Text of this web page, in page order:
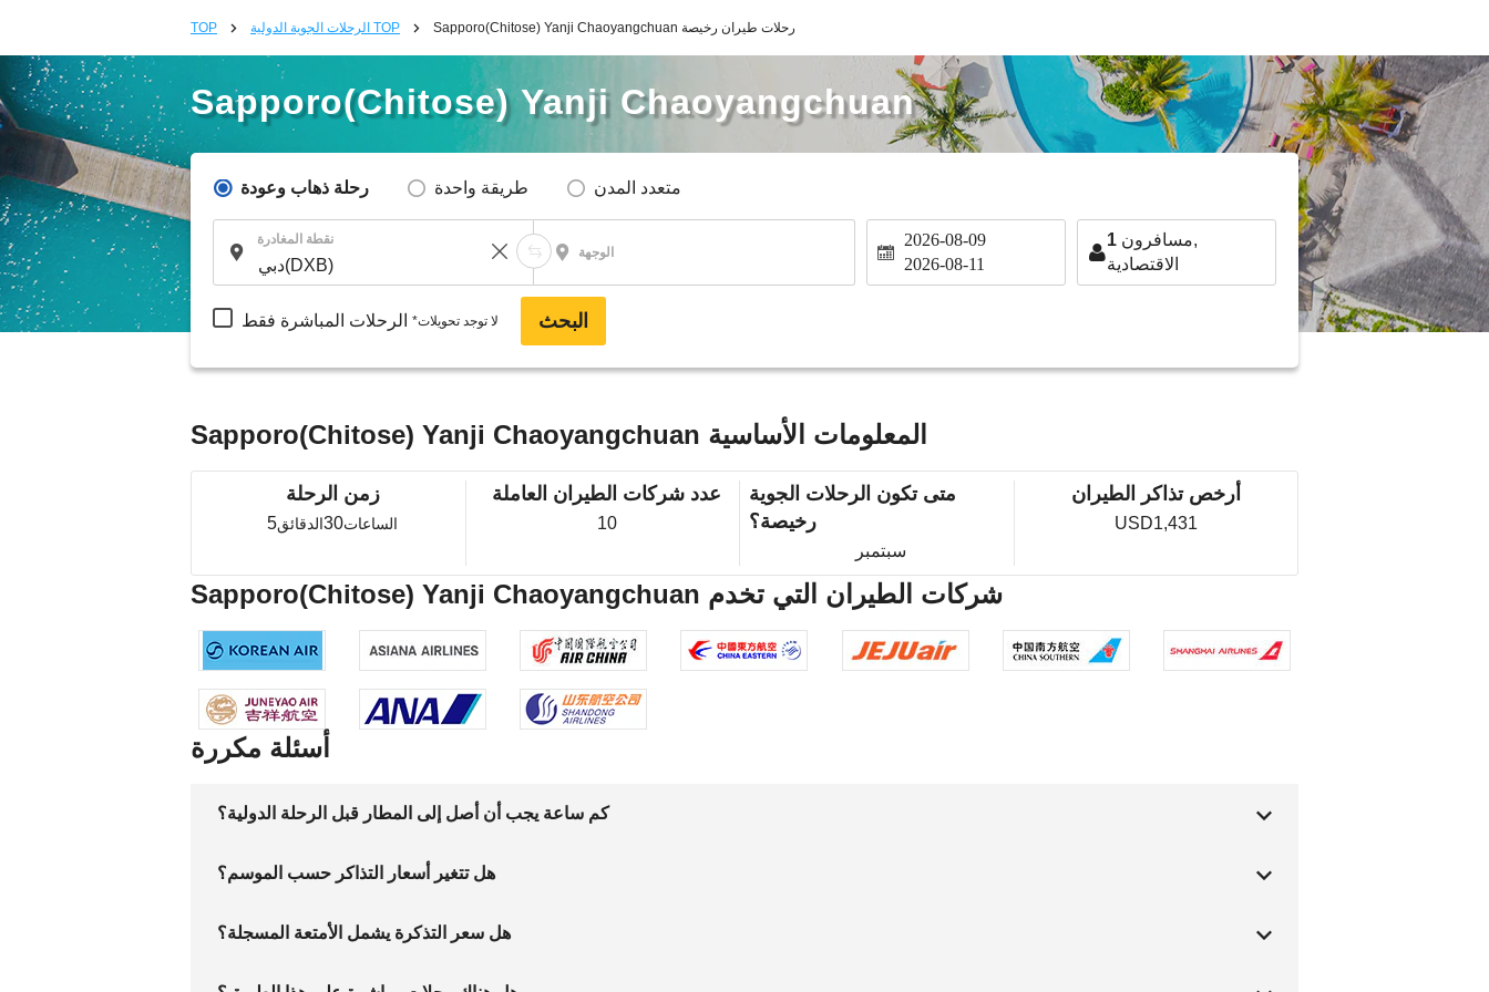
TOP الرحلات الجوية الدولية TOP Sapporo(Chitose) Yanji Chaoyangchuan رحلات طيران رخيصة
Sapporo(Chitose) Yanji Chaoyangchuan
رحلة ذهاب وعودة طريقة واحدة متعدد المدن
نقطة المغادرة
الوجهة
2026-08-09
2026-08-11
1
مسافرون,
الاقتصادية
الرحلات المباشرة فقط *لا توجد تحويلات البحث
Sapporo(Chitose) Yanji Chaoyangchuan المعلومات الأساسية
زمن الرحلة
5 الساعات30الدقائق
عدد شركات الطيران العاملة
10
متى تكون الرحلات الجوية
رخيصة؟
سبتمبر
أرخص تذاكر الطيران
USD1,431
Sapporo(Chitose) Yanji Chaoyangchuan شركات الطيران التي تخدم
أسئلة مكررة
كم ساعة يجب أن أصل إلى المطار قبل الرحلة الدولية؟
هل تتغير أسعار التذاكر حسب الموسم؟
هل سعر التذكرة يشمل الأمتعة المسجلة؟